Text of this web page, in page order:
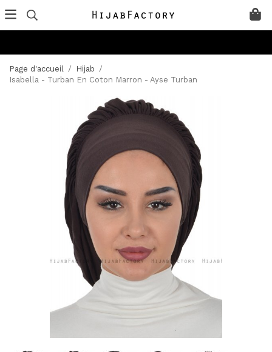
Page d'accueil / Hijab /
Isabella - Turban En Coton Marron - Ayse Turban